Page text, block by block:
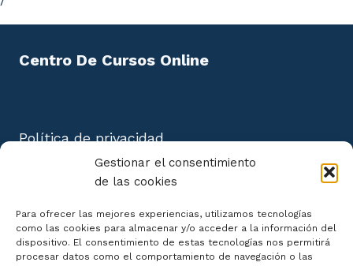
Gestionar el consentimiento
de las cookies
Para ofrecer las mejores experiencias, utilizamos tecnologías
como las cookies para almacenar y/o acceder a la información del
dispositivo. El consentimiento de estas tecnologías nos permitirá
procesar datos como el comportamiento de navegación o las
4.2. Material desechable y material reutilizable.
4.3. Procedimiento de limpieza.
4.5. Identificación de los riesgos derivados de la
manipulación de productos de limpieza.
UD5. Desinfección del material e interior
del vehículo de transporte sanitario.
Centro De Cursos Online
Política de privacidad
Aviso Legal
Política de cookies